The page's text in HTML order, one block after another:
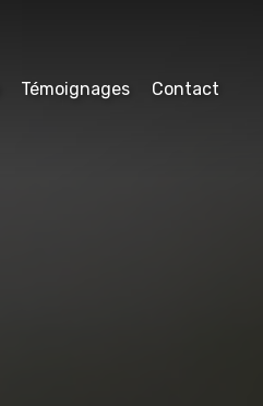
Témoignages Contact